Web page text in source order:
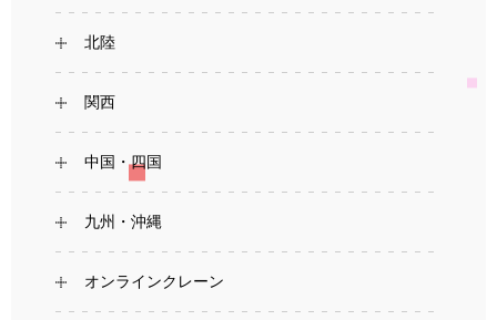
北陸
関西
中国・四国
九州・沖縄
オンラインクレーン